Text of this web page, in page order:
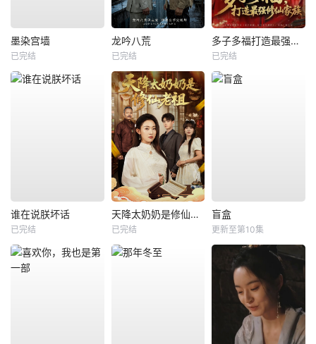
墨染宫墙
已完结
龙吟八荒
已完结
多子多福打造最强修仙家族
已完结
谁在说朕坏话
已完结
天降太奶奶是修仙老祖
已完结
盲盒
更新至第10集